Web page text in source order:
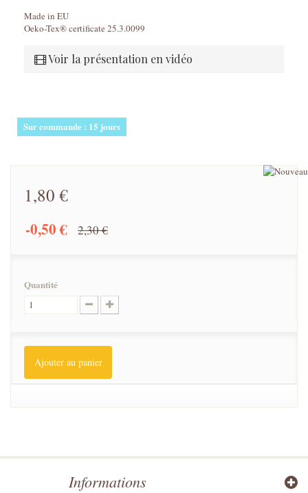
Made in EU
Oeko-Tex® certificate 25.3.0099
Voir la présentation en vidéo
Sur commande : 15 jours
1,80 €
-0,50 € 2,30 €
Quantité
Ajouter au panier
Informations